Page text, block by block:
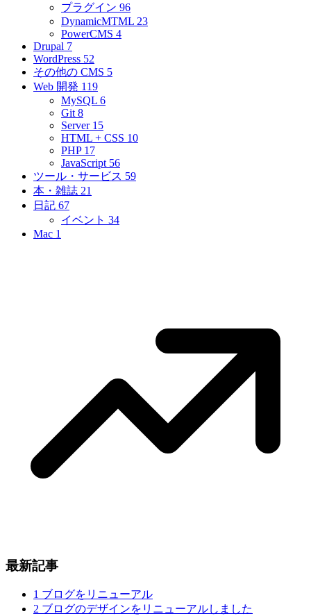
プラグイン 96
DynamicMTML 23
PowerCMS 4
Drupal 7
WordPress 52
その他の CMS 5
Web 開発 119
MySQL 6
Git 8
Server 15
HTML + CSS 10
PHP 17
JavaScript 56
ツール・サービス 59
本・雑誌 21
日記 67
イベント 34
Mac 1
最新記事
1 ブログをリニューアル
2 ブログのデザインをリニューアルしました